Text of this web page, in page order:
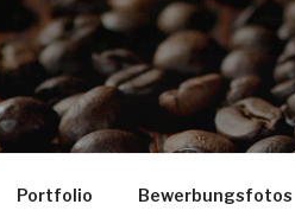
Portfolio Bewerbungsfotos